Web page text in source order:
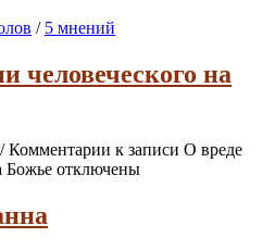
/ 5 мнений
человеческого на
/Комментарии к записи О вреде
Божье отключены